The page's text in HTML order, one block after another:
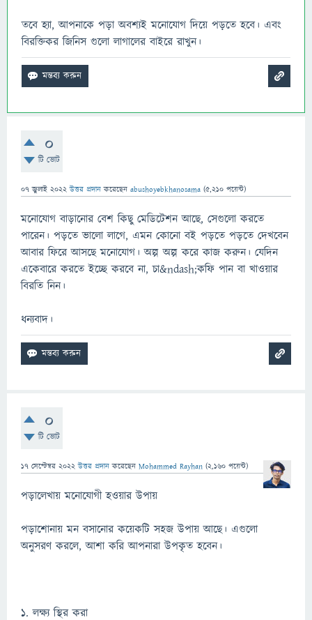
তবে হ্যা, আপনাকে পড়া অবশ্যই মনোযোগ দিয়ে পড়তে হবে। এবং
বিরক্তিকর জিনিস গুলো লাগালের বাইরে রাখুন।
0
টি ভোট
07 জুলাই 2022 উত্তর প্রদান করেছেন abushoyebkhanosama (5,210 পয়েন্ট)
মনোযোগ বাড়ানোর বেশ কিছু মেডিটেশন আছে, সেগুলো করতে
পারেন। পড়তে ভালো লাগে, এমন কোনো বই পড়তে পড়তে দেখবেন
আবার ফিরে আসছে মনোযোগ। অল্প অল্প করে কাজ করুন। যেদিন
একেবারে করতে ইচ্ছে করবে না, চা&ndash;কফি পান বা খাওয়ার
বিরতি নিন।
ধন্যবাদ।
0
টি ভোট
17 সেপ্টেম্বর 2022 উত্তর প্রদান করেছেন Mohammed Rayhan (2,160 পয়েন্ট)
পড়ালেখায় মনোযোগী হওয়ার উপায়
পড়াশোনায় মন বসানোর কয়েকটি সহজ উপায় আছে। এগুলো
অনুসরণ করলে, আশা করি আপনারা উপকৃত হবেন।
১. লক্ষ্য স্থির করা